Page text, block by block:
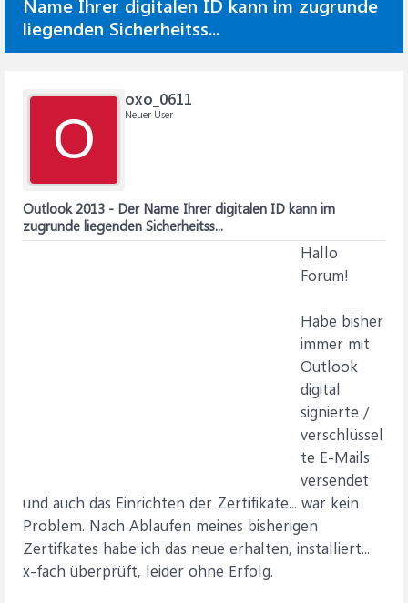
Name Ihrer digitalen ID kann im zugrunde
liegenden Sicherheitss...
O
oxo_0611
Neuer User
Outlook 2013 - Der Name Ihrer digitalen ID kann im
zugrunde liegenden Sicherheitss...
Hallo
Forum!
Habe bisher
immer mit
Outlook
digital
signierte /
verschlüssel
te E-Mails
versendet
und auch das Einrichten der Zertifikate... war kein
Problem. Nach Ablaufen meines bisherigen
Zertifkates habe ich das neue erhalten, installiert...
x-fach überprüft, leider ohne Erfolg.